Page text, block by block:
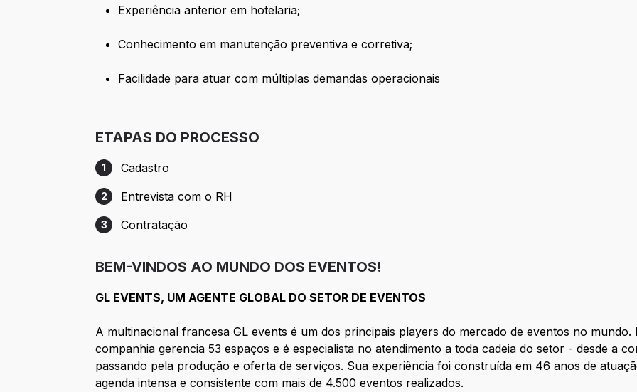
Experiência anterior em hotelaria;
Conhecimento em manutenção preventiva e corretiva;
Facilidade para atuar com múltiplas demandas operacionais
ETAPAS DO PROCESSO
Etapa 1: Cadastro
1 Cadastro
Etapa 2: Entrevista com o RH
2 Entrevista com o RH
Etapa 3: Contratação
3 Contratação
BEM-VINDOS AO MUNDO DOS EVENTOS!
GL EVENTS, UM AGENTE GLOBAL DO SETOR DE EVENTOS
A multinacional francesa GL events é um dos principais players do mercado de eventos no mundo.
companhia gerencia 53 espaços e é especialista no atendimento a toda cadeia do setor - desde a
passando pela produção e oferta de serviços. Sua experiência foi construída em 46 anos de
agenda intensa e consistente com mais de 4.500 eventos realizados.